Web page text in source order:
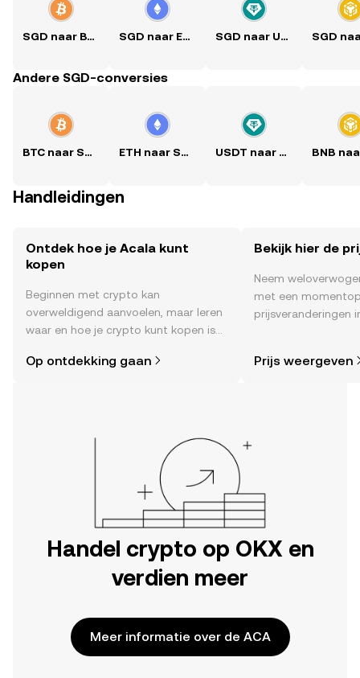
SGD naar BTC SGD naar ETH SGD naar USDT
Andere SGD-conversies
BTC naar SGD ETH naar SGD USDT naar SGD
Handleidingen
Ontdek hoe je Acala kunt
kopen
Beginnen met crypto kan
overweldigend aanvoelen, maar leren
waar en hoe je crypto kunt kopen is
reis op de mobiele app van OKX of
Op ontdekking gaan
Bekijk hier de
Neem
met een
prijsveranderingen
Prijs weergeven
Handel crypto op OKX en
verdien meer
Meer informatie over de ACA